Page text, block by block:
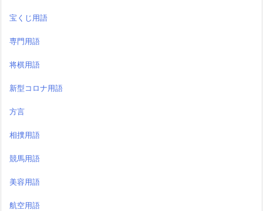
宝くじ用語
専門用語
将棋用語
新型コロナ用語
方言
相撲用語
競馬用語
美容用語
航空用語